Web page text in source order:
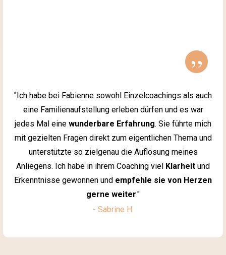
"Ich habe bei Fabienne sowohl Einzelcoachings als auch
eine Familienaufstellung erleben dürfen und es war
jedes Mal eine wunderbare Erfahrung. Sie führte mich
mit gezielten Fragen direkt zum eigentlichen Thema und
unterstützte so zielgenau die Auflösung meines
Anliegens. Ich habe in ihrem Coaching viel Klarheit und
Erkenntnisse gewonnen und empfehle sie von Herzen
gerne weiter."
- Sabrine H.
”